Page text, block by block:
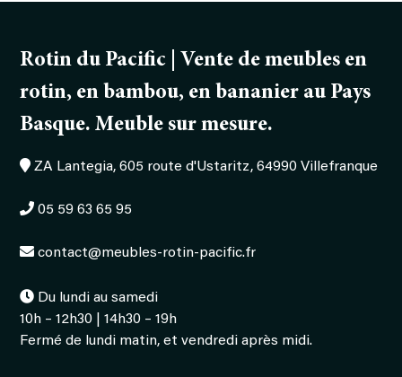
Rotin du Pacific | Vente de meubles en
rotin, en bambou, en bananier au Pays
Basque. Meuble sur mesure.
ZA Lantegia, 605 route d'Ustaritz, 64990 Villefranque
05 59 63 65 95
contact@meubles-rotin-pacific.fr
Du lundi au samedi
10h – 12h30 | 14h30 – 19h
Fermé de lundi matin, et vendredi après midi.